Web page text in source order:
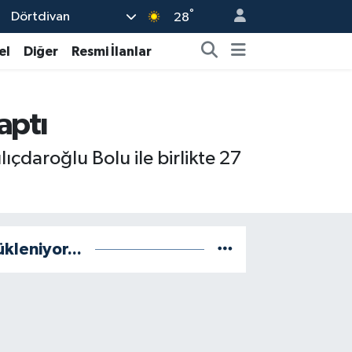
Dörtdivan 28°
Diğer Resmi İlanlar
Bolu ile birlikte 27